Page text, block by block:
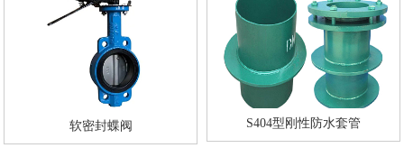
软密封蝶阀 S404型刚性防水套管